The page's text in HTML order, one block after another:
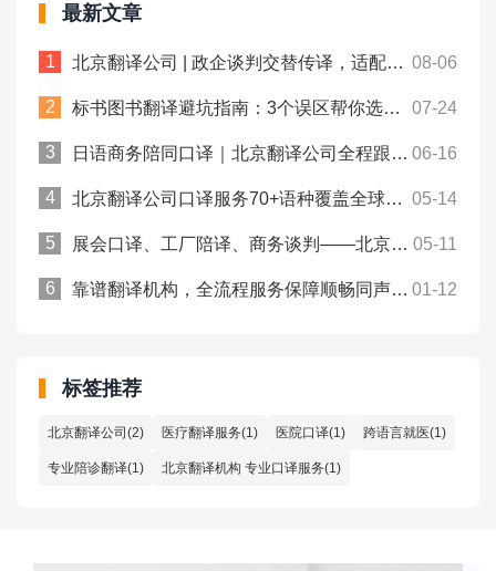
最新文章
北京翻译公司 | 政企谈判交替传译，适配正式会议口译场景！众赞翻译 08-06
标书图书翻译避坑指南：3个误区帮你选对专业翻译公司！众赞翻译 07-24
日语商务陪同口译｜北京翻译公司全程跟到底！众赞翻译 06-16
北京翻译公司口译服务70+语种覆盖全球商务场景！众赞翻译 05-14
展会口译、工厂陪译、商务谈判——北京翻译公司怎么选才靠谱？ 05-11
靠谱翻译机构，全流程服务保障顺畅同声传译！众赞翻译 01-12
标签推荐
北京翻译公司(2) 医疗翻译服务(1) 医院口译(1) 跨语言就医(1)
专业陪诊翻译(1) 北京翻译机构 专业口译服务(1)